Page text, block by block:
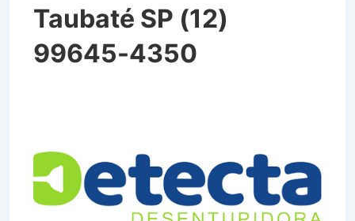
Taubaté SP (12)
99645-4350